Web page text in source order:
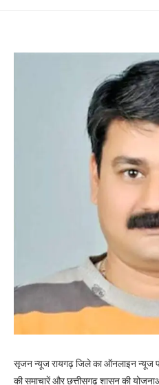
सृजन न्यूज रायगढ़ जिले का ऑनलाइन न्यूज
की समाचारें और छत्तीसगढ़ शासन की